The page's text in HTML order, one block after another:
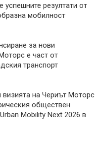
резултати от
мобилност
за нови
е част от
транспорт
на Чериът Моторс
обществен
Mobility Next 2026 в